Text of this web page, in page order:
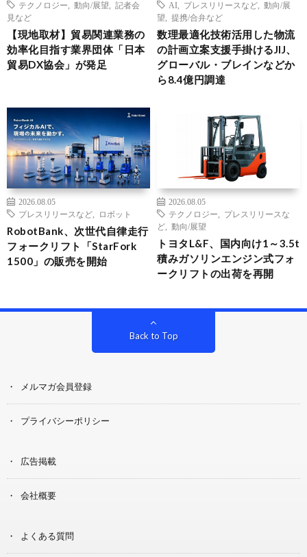
テクノロジー
動向/展望
記者会
見など
【現地取材】貿易関連業務の
効率化目指す業界団体「日本
貿易DX協会」が発足
AI
プレスリリースなど
動向/展
望
提携/合弁など
数理最適化技術活用した物流
の計画立案支援手掛けるJIJ、
グローバル・ブレインなどか
ら8.4億円調達
2026.08.05
プレスリリースなど
ロボット
RobotBank、次世代自律走行
フォークリフト「StarFork
1500」の販売を開始
2026.08.05
テクノロジー
プレスリリースな
ど
動向/展望
トヨタL&F、国内向け1～3.5t
積みガソリンエンジン式フォ
ークリフトの出荷を再開
Back to Top
メルマガ会員登録
プライバシーポリシー
広告掲載
会社概要
よくある質問